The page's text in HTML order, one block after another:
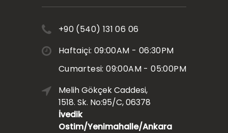
+90 (540) 131 06 06
Haftaiçi: 09:00AM - 06:30PM
Cumartesi: 09:00AM - 05:00PM
Melih Gökçek Caddesi,
1518. Sk. No:95/C, 06378
İvedik
Ostim/Yenimahalle/Ankara